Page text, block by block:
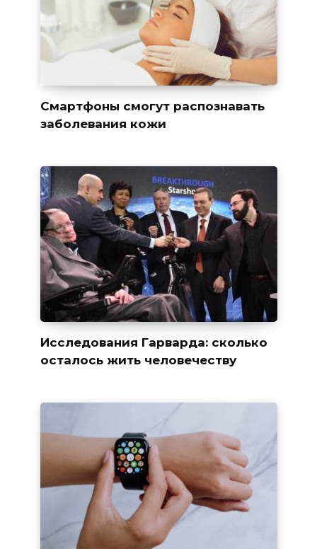
Смартфоны смогут распознавать
заболевания кожи
Исследования Гарварда: сколько
осталось жить человечеству